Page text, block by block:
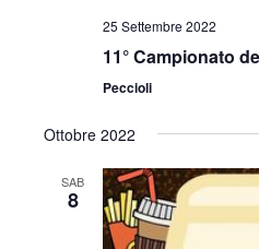
25 Settembre 2022
11° Campionato
Peccioli
Ottobre 2022
SAB
8